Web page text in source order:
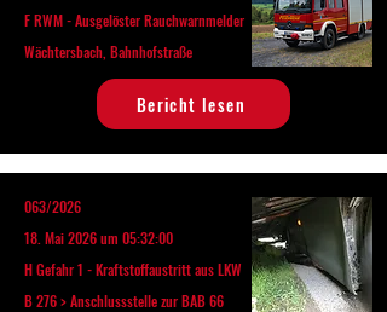
F RWM - Ausgelöster Rauchwarnmelder
Wächtersbach, Bahnhofstraße
Bericht lesen
063/2026
18. Mai 2026 um 05:32:00
H Gefahr 1 - Kraftstoffaustritt aus LKW
B 276 > Anschlussstelle zur BAB 66